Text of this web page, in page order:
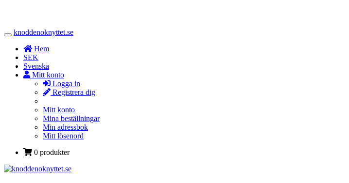
Toggle
Navigation
knoddenoknyttet.se
Hem
SEK
Svenska
Mitt konto
Logga in
Registrera dig
Mitt konto
Mina beställningar
Min adressbok
Mitt lösenord
0 produkter